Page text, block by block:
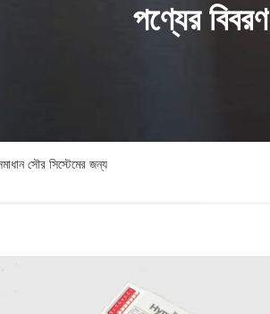
পণ্যের বিবরণ
সৌর সিস্টেমের জন্য